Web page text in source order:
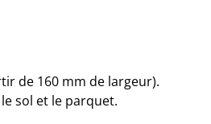
de 160 mm de largeur).
sol et le parquet.